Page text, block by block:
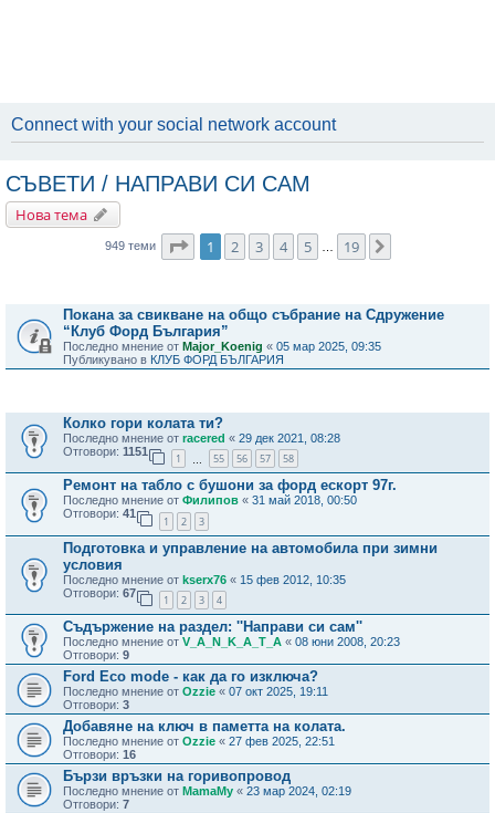
Connect with your social network account
СЪВЕТИ / НАПРАВИ СИ САМ
Нова тема
949 теми Страница1 от
1 2 3 4 5 19
Покана за свикване на общо събрание на Сдружение
“Клуб Форд България”
Последно мнение от Major_Koenig « 05 мар 2025, 09:35
Публикувано в КЛУБ ФОРД БЪЛГАРИЯ
Колко гори колата ти?
Последно мнение от racered « 29 дек 2021, 08:28
Отговори: 1151
1 55 56 57 58
Ремонт на табло с бушони за форд ескорт 97г.
Последно мнение от Филипов « 31 май 2018, 00:50
Отговори: 41
1 2 3
Подготовка и управление на автомобила при зимни
условия
Последно мнение от kserx76 « 15 фев 2012, 10:35
Отговори: 67
1 2 3 4
Съдържение на раздел: ''Направи си сам''
Последно мнение от V_A_N_K_A_T_A « 08 юни 2008, 20:23
Отговори: 9
Ford Eco mode - как да го изключа?
Последно мнение от Ozzie « 07 окт 2025, 19:11
Отговори: 3
Добавяне на ключ в паметта на колата.
Последно мнение от Ozzie « 27 фев 2025, 22:51
Отговори: 16
Бързи връзки на горивопровод
Последно мнение от MamaMy « 23 мар 2024, 02:19
Отговори: 7